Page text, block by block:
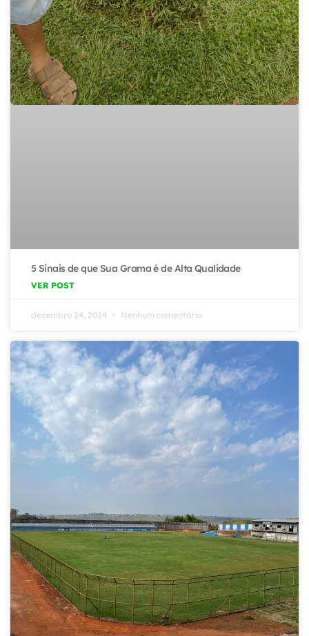
5 Sinais de que Sua Grama é de Alta Qualidade
VER POST
dezembro 24, 2024 Nenhum comentário